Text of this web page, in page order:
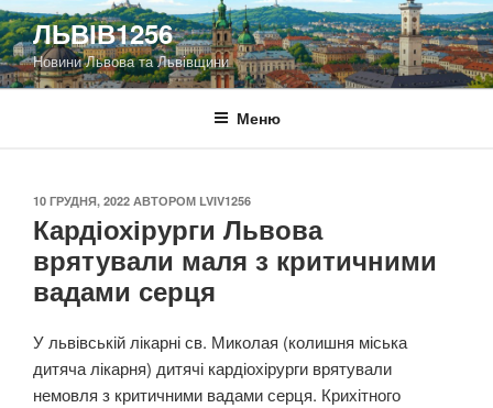
Перейти
до
вмісту
ЛЬВІВ1256
Новини Львова та Львівщини
Меню
ОПУБЛІКОВАНО
10 ГРУДНЯ, 2022 АВТОРОМ LVIV1256
Кардіохірурги Львова
врятували маля з критичними
вадами серця
У львівській лікарні св. Миколая (колишня міська
дитяча лікарня) дитячі кардіохірурги врятували
немовля з критичними вадами серця. Крихітного